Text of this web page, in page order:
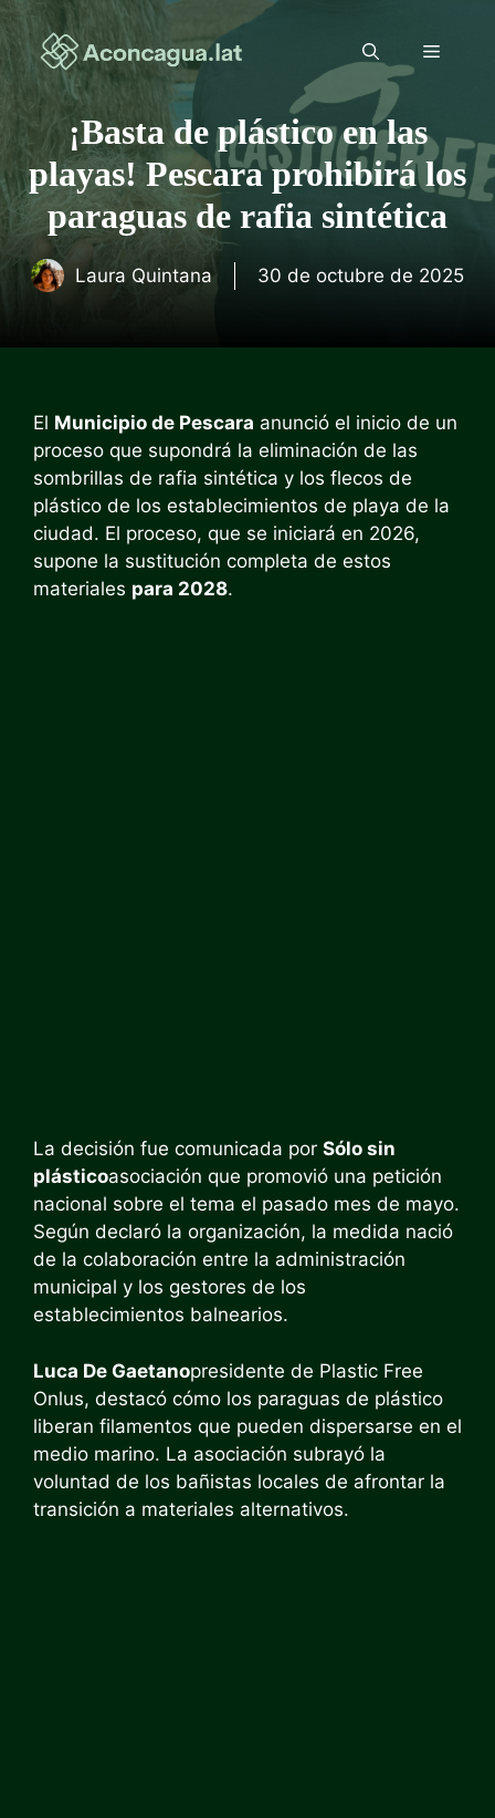
Saltar
al
contenido
Menú
¡Basta de plástico en las
playas! Pescara prohibirá los
paraguas de rafia sintética
Laura Quintana 30 de octubre de 2025
El Municipio de Pescara anunció el inicio de un
proceso que supondrá la eliminación de las
sombrillas de rafia sintética y los flecos de
plástico de los establecimientos de playa de la
ciudad. El proceso, que se iniciará en 2026,
supone la sustitución completa de estos
materiales para 2028.
La decisión fue comunicada por Sólo sin
plásticoasociación que promovió una petición
nacional sobre el tema el pasado mes de mayo.
Según declaró la organización, la medida nació
de la colaboración entre la administración
municipal y los gestores de los
establecimientos balnearios.
Luca De Gaetanopresidente de Plastic Free
Onlus, destacó cómo los paraguas de plástico
liberan filamentos que pueden dispersarse en el
medio marino. La asociación subrayó la
voluntad de los bañistas locales de afrontar la
transición a materiales alternativos.